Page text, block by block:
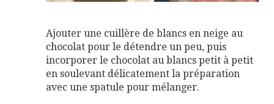
Ajouter une cuillère de blancs en neige au
chocolat pour le détendre un peu, puis
incorporer le chocolat au blancs petit à petit
en soulevant délicatement la préparation
avec une spatule pour mélanger.